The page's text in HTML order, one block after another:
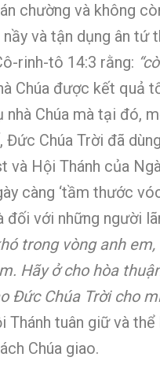
chường và không
và tận dụng ân
rinh-tô 14:3 rằng:
Chúa được kết quả
Chúa mà tại đó,
Đức Chúa Trời đã
và Hội Thánh của
càng ‘tầm thước
đối với những người
trong vòng anh
Hãy ở cho hòa
Đức Chúa Trời cho
Thánh tuân giữ và
Chúa giao.